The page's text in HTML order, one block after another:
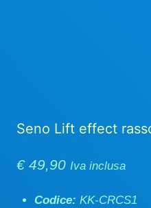
Seno Lift effect
€49,90 Iva inclusa
Codice: KK-CRCS1